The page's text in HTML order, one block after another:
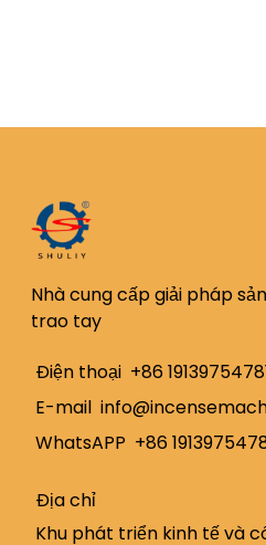
Nhà cung cấp giải pháp
trao tay
Điện thoại +86
E-mail
WhatsAPP +86
Địa chỉ
Khu phát triển kinh tế và